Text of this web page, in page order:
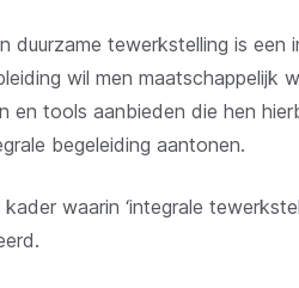
duurzame tewerkstelling is een
wil men maatschappelijk
tools aanbieden die hen
begeleiding aantonen.
waarin ‘integrale